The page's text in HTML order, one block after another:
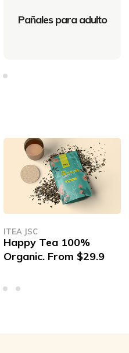
Pañales para adulto
ITEA JSC
Happy Tea 100%
Organic. From $29.9